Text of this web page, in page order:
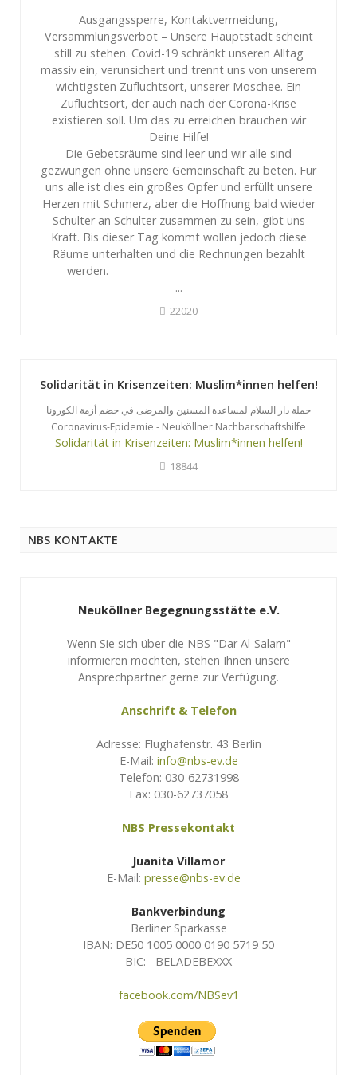
Ausgangssperre, Kontaktvermeidung,
Versammlungsverbot – Unsere Hauptstadt scheint
still zu stehen. Covid-19 schränkt unseren Alltag
massiv ein, verunsichert und trennt uns von unserem
wichtigsten Zufluchtsort, unserer Moschee. Ein
Zufluchtsort, der auch nach der Corona-Krise
existieren soll. Um das zu erreichen brauchen wir
Deine Hilfe!
Die Gebetsräume sind leer und wir alle sind
gezwungen ohne unsere Gemeinschaft zu beten. Für
uns alle ist dies ein großes Opfer und erfüllt unsere
Herzen mit Schmerz, aber die Hoffnung bald wieder
Schulter an Schulter zusammen zu sein, gibt uns
Kraft. Bis dieser Tag kommt wollen jedoch diese
Räume unterhalten und die Rechnungen bezahlt
werden.
...
22020
Solidarität in Krisenzeiten: Muslim*innen helfen!
حملة دار السلام لمساعدة المسنين والمرضى في خضم أزمة الكورونا
Coronavirus-Epidemie - Neuköllner Nachbarschaftshilfe
Solidarität in Krisenzeiten: Muslim*innen helfen!
18844
NBS KONTAKTE
Neuköllner Begegnungsstätte e.V.
Wenn Sie sich über die NBS "Dar Al-Salam"
informieren möchten, stehen Ihnen unsere
Ansprechpartner gerne zur Verfügung.
Anschrift & Telefon
Adresse: Flughafenstr. 43 Berlin
E-Mail: info@nbs-ev.de
Telefon: 030-62731998
Fax: 030-62737058
NBS Pressekontakt
Juanita Villamor
E-Mail: presse@nbs-ev.de
Bankverbindung
Berliner Sparkasse
IBAN: DE50 1005 0000 0190 5719 50
BIC: BELADEBEXXX
facebook.com/NBSev1